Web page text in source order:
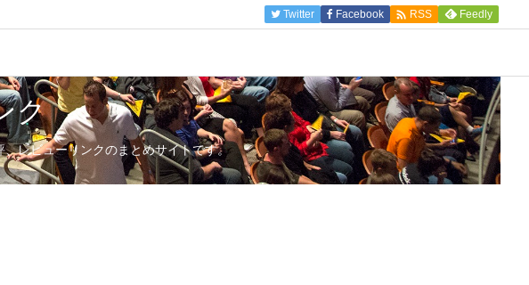
Twitter Facebook  RSS Feedly
ク
レビューリンクのまとめサイトです。